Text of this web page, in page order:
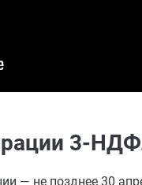
3-
— не позднее 30